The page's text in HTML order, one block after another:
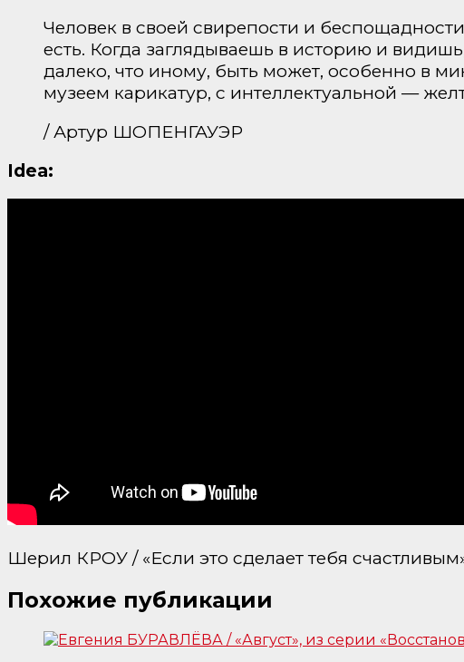
Человек в своей свирепости и
есть. Когда заглядываешь в историю и
далеко, что иному, быть может, особенно в
музеем карикатур, с интеллектуальной —
/ Артур ШОПЕНГАУЭР
Idea:
Шерил КРОУ / «Если это сделает тебя
Похожие публикации